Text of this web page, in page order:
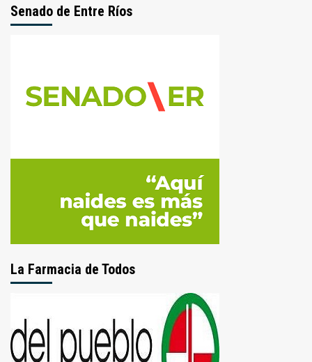
Senado de Entre Ríos
La Farmacia de Todos